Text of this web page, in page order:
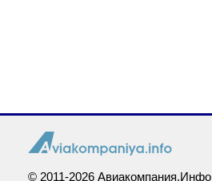
© 2011-2026 Авиакомпания.Инфо